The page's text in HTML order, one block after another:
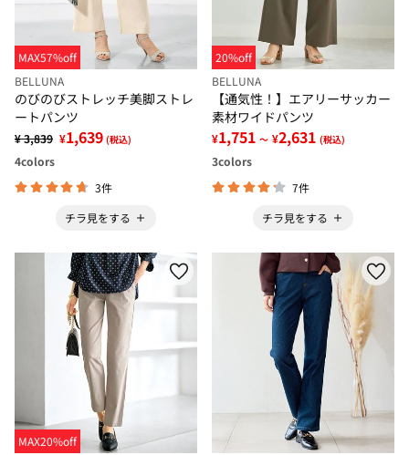
MAX57%off
BELLUNA
のびのびストレッチ美脚ストレ
ートパンツ
¥ 3,839 ¥1,639 (税込)
4colors
3件
チラ見をする
20%off
BELLUNA
【通気性！】エアリーサッカー
素材ワイドパンツ
¥1,751 ～ ¥2,631 (税込)
3colors
7件
チラ見をする
MAX20%off